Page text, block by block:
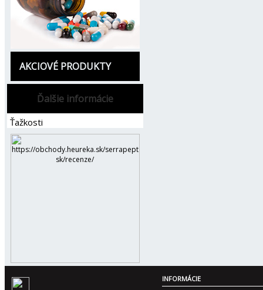
AKCIOVÉ PRODUKTY
Ďalšie informácie
Ťažkosti
INFORMÁCIE